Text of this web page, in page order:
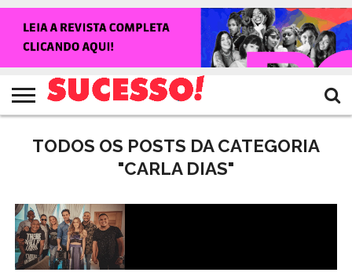
NOTÍCIAS
SHOWS
ENTREVISTAS
CLIQUES
RANKING
CROWLEY
TV
SUCESSO!
REVISTA
SUCESSO!
TODOS OS POSTS DA CATEGORIA
"CARLA DIAS"